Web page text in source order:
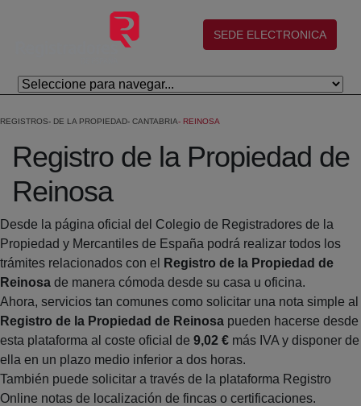
Eduki nagusira joan
(abre en nueva ventana)
SEDE ELECTRONICA
REGISTROS DE LA PROPIEDAD CANTABRIA REINOSA
Registro de la Propiedad de
Reinosa
Desde la página oficial del Colegio de Registradores de la
Propiedad y Mercantiles de España podrá realizar todos los
trámites relacionados con el
Registro de la Propiedad de
Reinosa de manera cómoda desde su casa u oficina.
Ahora, servicios tan comunes como solicitar una nota simple al
Registro de la Propiedad de Reinosa pueden hacerse desde
esta plataforma al coste oficial de 9,02 € más IVA y disponer de
ella en un plazo medio inferior a dos horas.
También puede solicitar a través de la plataforma Registro
Online notas de localización de fincas o certificaciones.